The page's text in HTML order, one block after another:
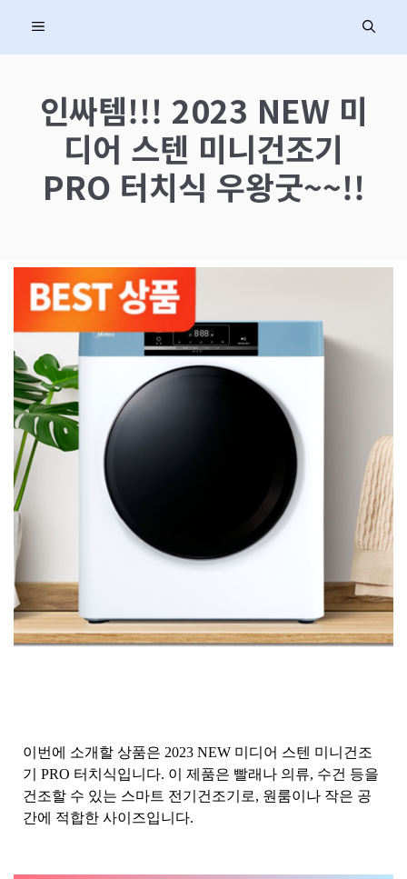
MENU
인싸템!!! 2023 NEW 미
디어 스텐 미니건조기
PRO 터치식 우왕굿~~!!
이번에 소개할 상품은 2023 NEW 미디어 스텐 미니건조
기 PRO 터치식입니다. 이 제품은 빨래나 의류, 수건 등을
건조할 수 있는 스마트 전기건조기로, 원룸이나 작은 공
간에 적합한 사이즈입니다.